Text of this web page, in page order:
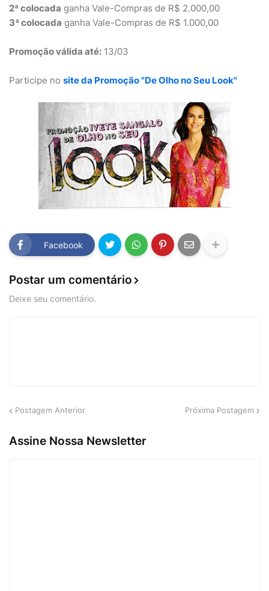
2ª colocada ganha Vale-Compras de R$ 2.000,00
3ª colocada ganha Vale-Compras de R$ 1.000,00
Promoção válida até: 13/03
Participe no site da Promoção "De Olho no Seu Look"
Facebook
Postar um comentário
Deixe seu comentário.
Postagem Anterior Próxima Postagem
Assine Nossa Newsletter